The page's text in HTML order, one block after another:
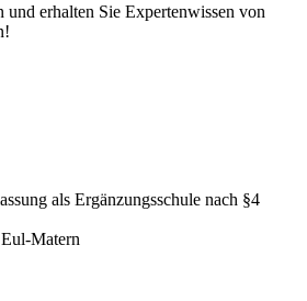
und erhalten Sie Expertenwissen von
als Ergänzungsschule nach §4
Matern